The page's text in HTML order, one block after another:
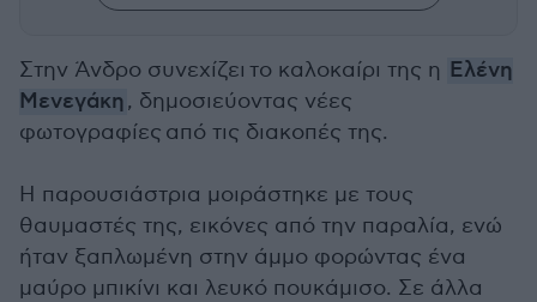
Στην Άνδρο συνεχίζει το καλοκαίρι της η Ελένη
Μενεγάκη, δημοσιεύοντας νέες
φωτογραφίες από τις διακοπές της.
Η παρουσιάστρια μοιράστηκε με τους
θαυμαστές της, εικόνες από την παραλία, ενώ
ήταν ξαπλωμένη στην άμμο φορώντας ένα
μαύρο μπικίνι και λευκό πουκάμισο. Σε άλλα